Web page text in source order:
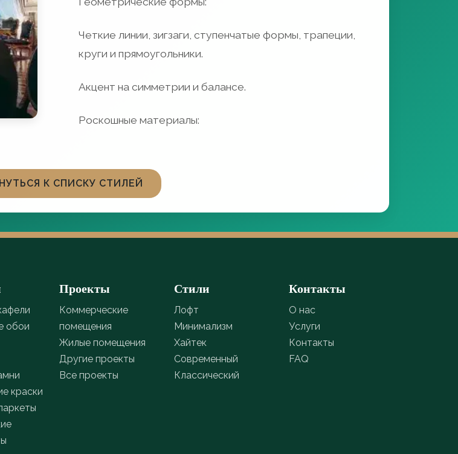
Четкие линии, зигзаги, ступенчатые формы, трапеции,
круги и прямоугольники.
Акцент на симметрии и балансе.
Роскошные материалы:
К СПИСКУ СТИЛЕЙ
обои
краски
Проекты
Коммерческие
помещения
Жилые помещения
Другие проекты
Все проекты
Стили
Лофт
Минимализм
Хайтек
Современный
Классический
Контакты
О нас
Услуги
Контакты
FAQ